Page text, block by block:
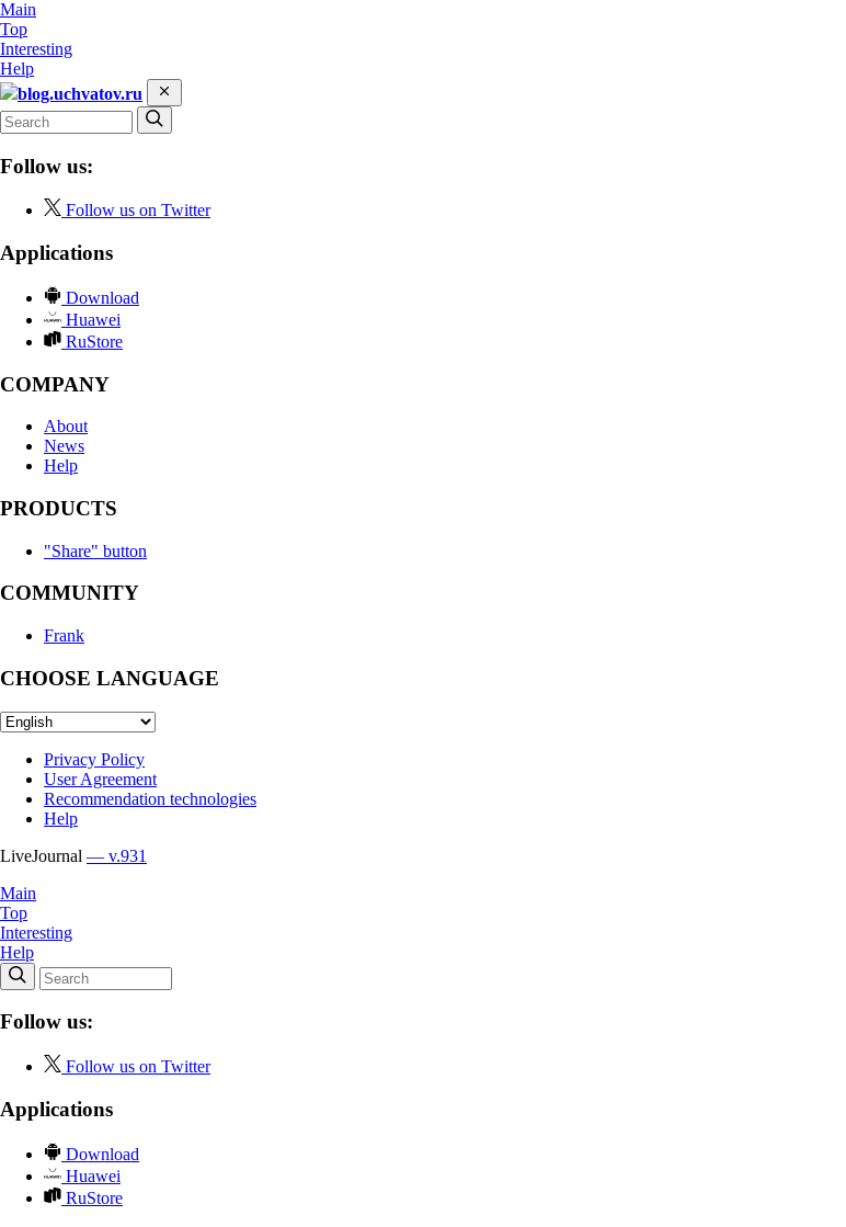
Main
Top
Interesting
Help
blog.uchvatov.ru
Follow us:
Follow us on Twitter
Applications
Download
Huawei
RuStore
COMPANY
About
News
Help
PRODUCTS
"Share" button
COMMUNITY
Frank
CHOOSE LANGUAGE
Privacy Policy
User Agreement
Recommendation technologies
Help
LiveJournal — v.931
Main
Top
Interesting
Help
Follow us:
Follow us on Twitter
Applications
Download
Huawei
RuStore